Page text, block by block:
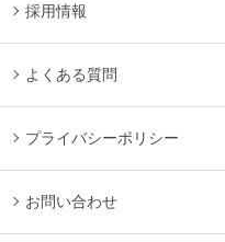
採用情報
よくある質問
プライバシーポリシー
お問い合わせ